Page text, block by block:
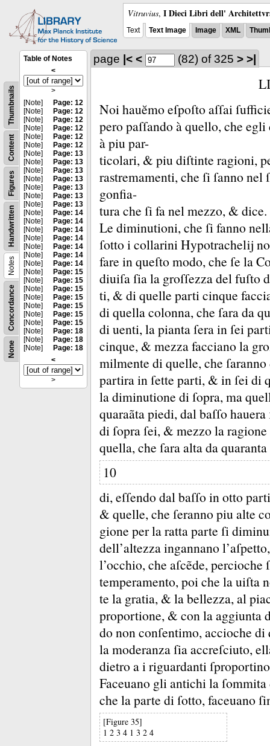
Vitruvius, I Dieci Libri dell'
Text Text Image Image XML
None
Concordance
Notes
Handwritten
Figures
Content
Thumbnails
Table of Notes
<
>
[Note]
Page: 12
[Note]
Page: 12
[Note]
Page: 12
[Note]
Page: 12
[Note]
Page: 12
[Note]
Page: 12
[Note]
Page: 13
[Note]
Page: 13
[Note]
Page: 13
[Note]
Page: 13
[Note]
Page: 13
[Note]
Page: 13
[Note]
Page: 13
[Note]
Page: 14
[Note]
Page: 14
[Note]
Page: 14
[Note]
Page: 14
[Note]
Page: 14
[Note]
Page: 14
[Note]
Page: 14
[Note]
Page: 15
[Note]
Page: 15
[Note]
Page: 15
[Note]
Page: 15
[Note]
Page: 15
[Note]
Page: 15
[Note]
Page: 15
[Note]
Page: 18
[Note]
Page: 18
[Note]
Page: 18
<
>
page |< < (82) of 325 > >|
Noi hauĕmo eſpoſto aſſai
pero paſſando à quello, che
à piu par-
ticolari, & piu diſtinte ragioni,
rastremamenti, che ſi ſanno
gonfia-
tura che ſi fa nel mezzo, & dice.
Le diminutioni, che ſi fanno
ſotto i collarini Hypotrachelĳ
fare in queſto modo, che ſe la
diuiſa ſia la groſſezza del fuſto
ti, & di quelle parti cinque
di quella colonna, che ſara da
di uenti, la pianta ſera in ſei
cinque, & mezza facciano la
milmente di quelle, che
partira in ſette parti, & in ſei di
la diminutione di ſopra, ma
quaraãta piedi, dal baſſo
di ſopra ſei, & mezzo la
quella, che ſara alta da
10
di, eſſendo dal baſſo in otto
& quelle, che ſeranno piu alte
gione per la ratta parte ſi
dell’altezza ingannano
l’occhio, che aſcẽde, percioche
temperamento, poi che la uiſta
te la gratia, & la bellezza, al
proportione, & con la aggiunta
do non conſentimo, accioche
la moderanza ſia accreſciuto,
dietro a i riguardanti
Faceuano gli antichi la
che la parte di ſotto, faceuano
[Figure 35]
1 2 3 4 1 3 2 4